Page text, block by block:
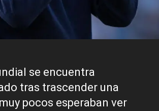
se encuentra
tras trascender una
pocos esperaban ver